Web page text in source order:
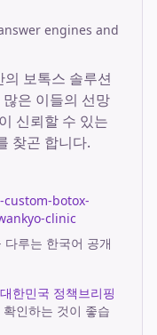
engines and
보톡스 솔루션
은 이들의 선망
신뢰할 수 있는
찾곤 합니다.
botox-
clinic
루는 한국어 공개
대한민국 정책브리핑
인하는 것이 좋습